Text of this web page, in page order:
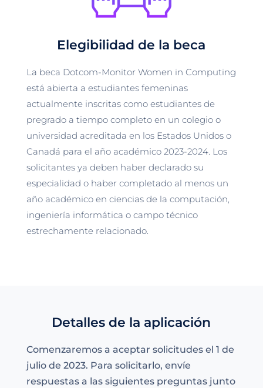
Elegibilidad de la beca
La beca Dotcom-Monitor Women in Computing
está abierta a estudiantes femeninas
actualmente inscritas como estudiantes de
pregrado a tiempo completo en un colegio o
universidad acreditada en los Estados Unidos o
Canadá para el año académico 2023-2024. Los
solicitantes ya deben haber declarado su
especialidad o haber completado al menos un
año académico en ciencias de la computación,
ingeniería informática o campo técnico
estrechamente relacionado.
Detalles de la aplicación
Comenzaremos a aceptar solicitudes el 1 de
julio de 2023. Para solicitarlo, envíe
respuestas a las siguientes preguntas junto